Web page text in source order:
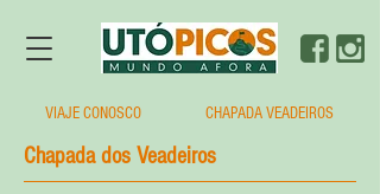
VIAJE CONOSCO CHAPADA VEADEIROS
Chapada dos Veadeiros